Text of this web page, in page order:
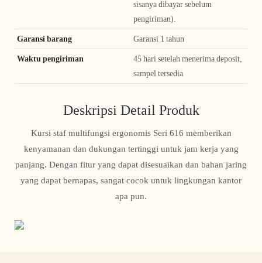
sisanya dibayar sebelum
pengiriman).
Garansi barang Garansi 1 tahun
Waktu pengiriman
45 hari setelah menerima deposit,
sampel tersedia
Deskripsi Detail Produk
Kursi staf multifungsi ergonomis Seri 616 memberikan
kenyamanan dan dukungan tertinggi untuk jam kerja yang
panjang. Dengan fitur yang dapat disesuaikan dan bahan jaring
yang dapat bernapas, sangat cocok untuk lingkungan kantor
apa pun.